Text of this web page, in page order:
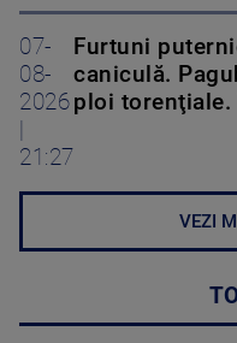
07-
08-
2026
21:27
Furtuni
caniculă.
ploi torenţiale.
VEZI